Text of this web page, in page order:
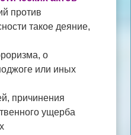
против
такое деяние,
о
или иных
причинения
ущерба